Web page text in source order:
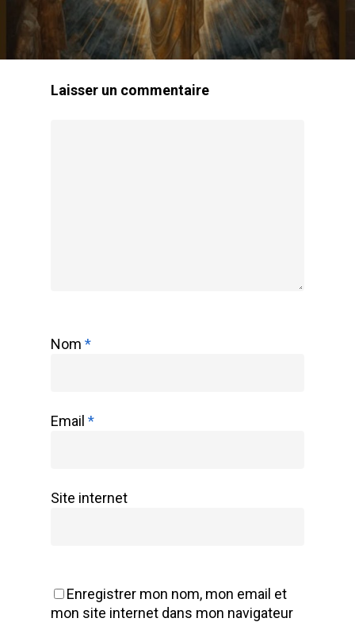
Laisser un commentaire
Nom *
Email *
Site internet
Enregistrer mon nom, mon email et
mon site internet dans mon navigateur